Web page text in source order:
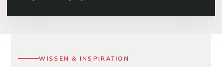
WISSEN & INSPIRATION